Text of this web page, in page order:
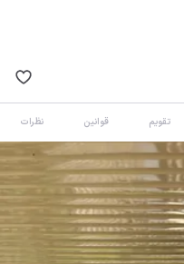
تقویم قوانین نظرات